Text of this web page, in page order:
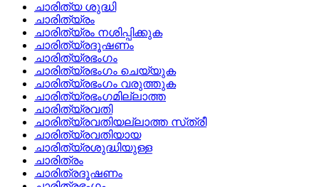
ചാരിത്യ ശുദ്ധി
ചാരിത്യ്രം
ചാരിത്യ്രം നശിപ്പിക്കുക
ചാരിത്യ്രദൂഷണം
ചാരിത്യ്രഭംഗം
ചാരിത്യ്രഭംഗം ചെയ്യുക
ചാരിത്യ്രഭംഗം വരുത്തുക
ചാരിത്യ്രഭംഗമില്ലാത്ത
ചാരിത്യ്രവതി
ചാരിത്യ്രവതിയല്ലാത്ത സ്‌ത്രീ
ചാരിത്യ്രവതിയായ
ചാരിത്യ്രശുദ്ധിയുള്ള
ചാരിത്രം
ചാരിത്രദൂഷണം